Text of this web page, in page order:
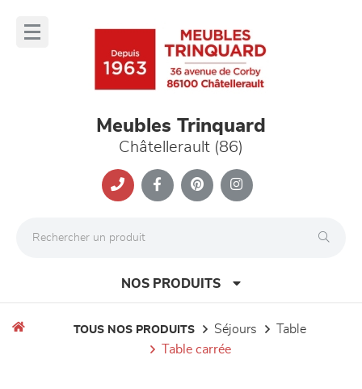
Meubles Trinquard
Châtellerault (86)
NOS PRODUITS
TOUS NOS PRODUITS séjours
table
table carrée